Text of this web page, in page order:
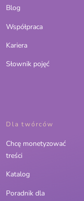
Blog
Współpraca
Kariera
Słownik pojęć
Dla twórców
Chcę monetyzować
treści
Katalog
Poradnik dla